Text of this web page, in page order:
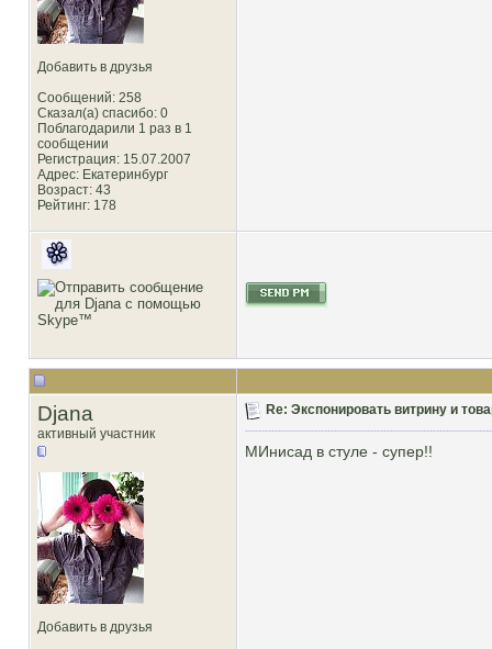
Добавить в друзья
Сообщений: 258
Сказал(а) спасибо: 0
Поблагодарили 1 раз в 1
сообщении
Регистрация: 15.07.2007
Адрес: Екатеринбург
Возраст: 43
Рейтинг: 178
Djana
активный участник
Добавить в друзья
Re: Экспонировать витрину и
МИнисад в стуле - супер!!